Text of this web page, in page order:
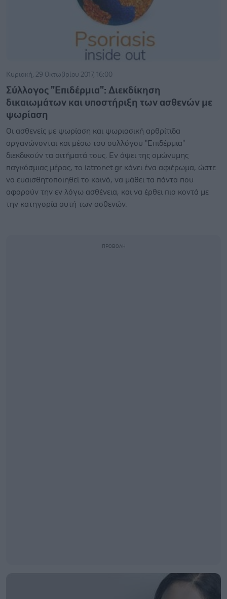
Κυριακή, 29 Οκτωβρίου 2017, 16:00
Σύλλογος "Επιδέρμια": Διεκδίκηση
δικαιωμάτων και υποστήριξη των ασθενών με
ψωρίαση
Οι ασθενείς με ψωρίαση και ψωριασική αρθρίτιδα
οργανώνονται και μέσω του συλλόγου "Επιδέρμια"
διεκδικούν τα αιτήματά τους. Εν όψει της ομώνυμης
παγκόσμιας μέρας, το iatronet.gr κάνει ένα αφιέρωμα, ώστε
να ευαισθητοποιηθεί το κοινό, να μάθει τα πάντα που
αφορούν την εν λόγω ασθένεια, και να έρθει πιο κοντά με
την κατηγορία αυτή των ασθενών.